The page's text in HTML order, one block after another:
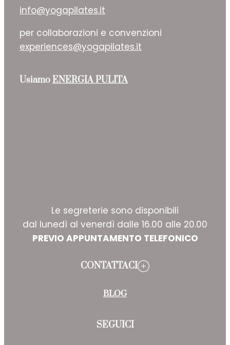
info@yogapilates.it
per collaborazioni e convenzioni
experiences@yogapilates.it
UsiamoENERGIA PULITA
Le segreterie sono disponibili
dal lunedì al venerdì dalle 16.00 alle 20.00
PREVIO APPUNTAMENTO TELEFONICO
CONTATTACI
BLOG
SEGUICI